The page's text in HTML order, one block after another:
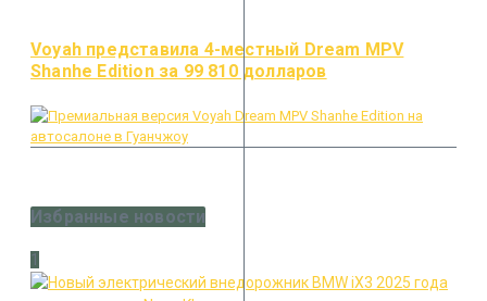
Voyah представила 4-местный Dream MPV
Shanhe Edition за 99 810 долларов
Избранные новости
1